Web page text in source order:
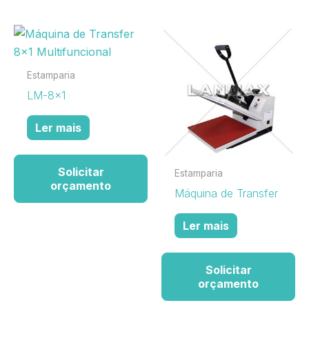
Estamparia
LM-8×1
Ler mais
Solicitar
orçamento
Estamparia
Máquina de Transfer
Ler mais
Solicitar
orçamento